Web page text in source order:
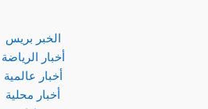
الخبر بريس
أخبار الرياضة
أخبار عالمية
أخبار محلية